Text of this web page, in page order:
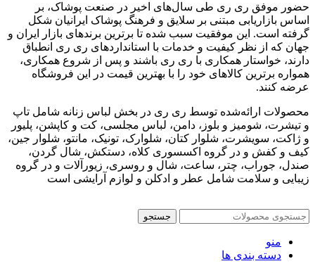
حضور موفق ری ری طی سال‌های اخیر در صنعت پوشاک، بر
اساس بازاریابی مبتنی بر سلایق و فرهنگ پوشاک ایرانیان شکل‌
گرفته است. این موفقیت سبب شده تا برترین برندهای بازار ایران و
جهان که از نظر کیفیت و خدمات با استانداردهای ری ری انطباق
دارند، خواستار همکاری با ری ری باشند و پس از شروع همکاری،
همواره برترین کالاهای خود را با بهترین قیمت در این فروشگاه
عرضه کنند.
محصولات ارائه‌شده توسط ری ری در بخش لباس زنانه شامل تاپ
و تیشرت، شومیز و بلوز، دامن، لباس مجلسی، کت و کاپشن، پلیور
و ژاکت، سویشرت، شلوار کتان، شلوارک، تونیک، مانتو، شلوار جین،
کیف و کفش و در گروه اکسسوری کلاه، دستکش، شال گردن،
صندل، جوراب، چتر، ساعت، شال و روسری، زیورآلات و در گروه
زیبایی و سلامت شامل عطر و ادکلن و لوازم آرایشی است
جستجو
منو
دسته بندی ها